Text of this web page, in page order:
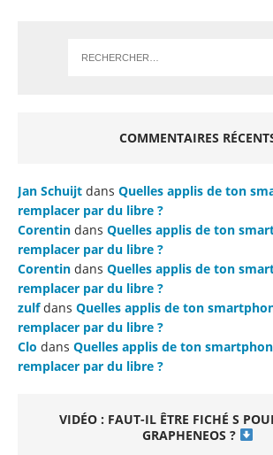
COMMENTAIRES
Jan Schuijt dans Quelles applis de ton
remplacer par du libre ?
Corentin dans Quelles applis de ton
remplacer par du libre ?
Corentin dans Quelles applis de ton
remplacer par du libre ?
zulfdans Quelles applis de ton
remplacer par du libre ?
Clo dans Quelles applis de ton
remplacer par du libre ?
VIDÉO : FAUT-IL ÊTRE FICHÉ S
GRAPHENEOS ?